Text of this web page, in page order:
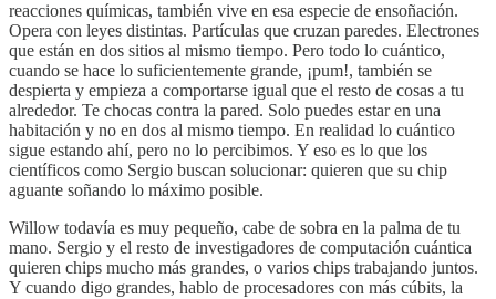
reacciones químicas, también vive en esa especie de ensoñación.
Opera con leyes distintas. Partículas que cruzan paredes. Electrones
que están en dos sitios al mismo tiempo. Pero todo lo cuántico,
cuando se hace lo suficientemente grande, ¡pum!, también se
despierta y empieza a comportarse igual que el resto de cosas a tu
alrededor. Te chocas contra la pared. Solo puedes estar en una
habitación y no en dos al mismo tiempo. En realidad lo cuántico
sigue estando ahí, pero no lo percibimos. Y eso es lo que los
científicos como Sergio buscan solucionar: quieren que su chip
aguante soñando lo máximo posible.
Willow todavía es muy pequeño, cabe de sobra en la palma de tu
mano. Sergio y el resto de investigadores de computación cuántica
quieren chips mucho más grandes, o varios chips trabajando juntos.
Y cuando digo grandes, hablo de procesadores con más cúbits, la